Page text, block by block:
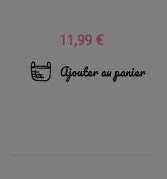
Prix
11,99 €
Ajouter au panier